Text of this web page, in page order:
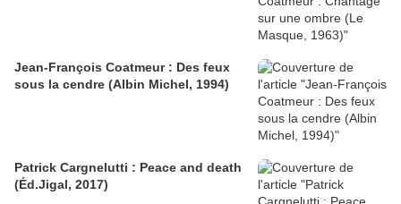
Jean-François Coatmeur : Des feux
sous la cendre (Albin Michel, 1994)
Patrick Cargnelutti : Peace and death
(Éd.Jigal, 2017)